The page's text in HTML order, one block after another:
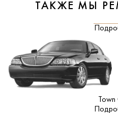
ТАКЖЕ МЫ
Town